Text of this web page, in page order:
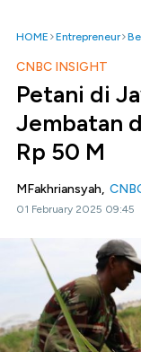
HOME Entrepreneur
CNBC INSIGHT
Petani di
Jembatan
Rp 50 M
MFakhriansyah,
01 February 2025 09:45